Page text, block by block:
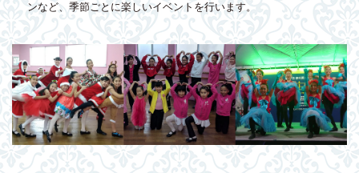
ンなど、季節ごとに楽しいイベントを行います。